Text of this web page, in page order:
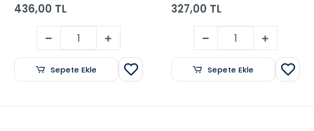
Yayınları
436,00 TL
Sepete Ekle
Yayınları
327,00 TL
Sepete Ekle